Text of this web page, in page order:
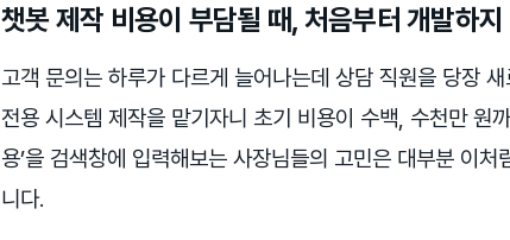
챗봇 제작 비용이 부담될 때, 처음부터 개발하
고객 문의는 하루가 다르게 늘어나는데 상담 직원을 당장
전용 시스템 제작을 맡기자니 초기 비용이 수백, 수천만 원
용’을 검색창에 입력해보는 사장님들의 고민은 대부분 이
니다.